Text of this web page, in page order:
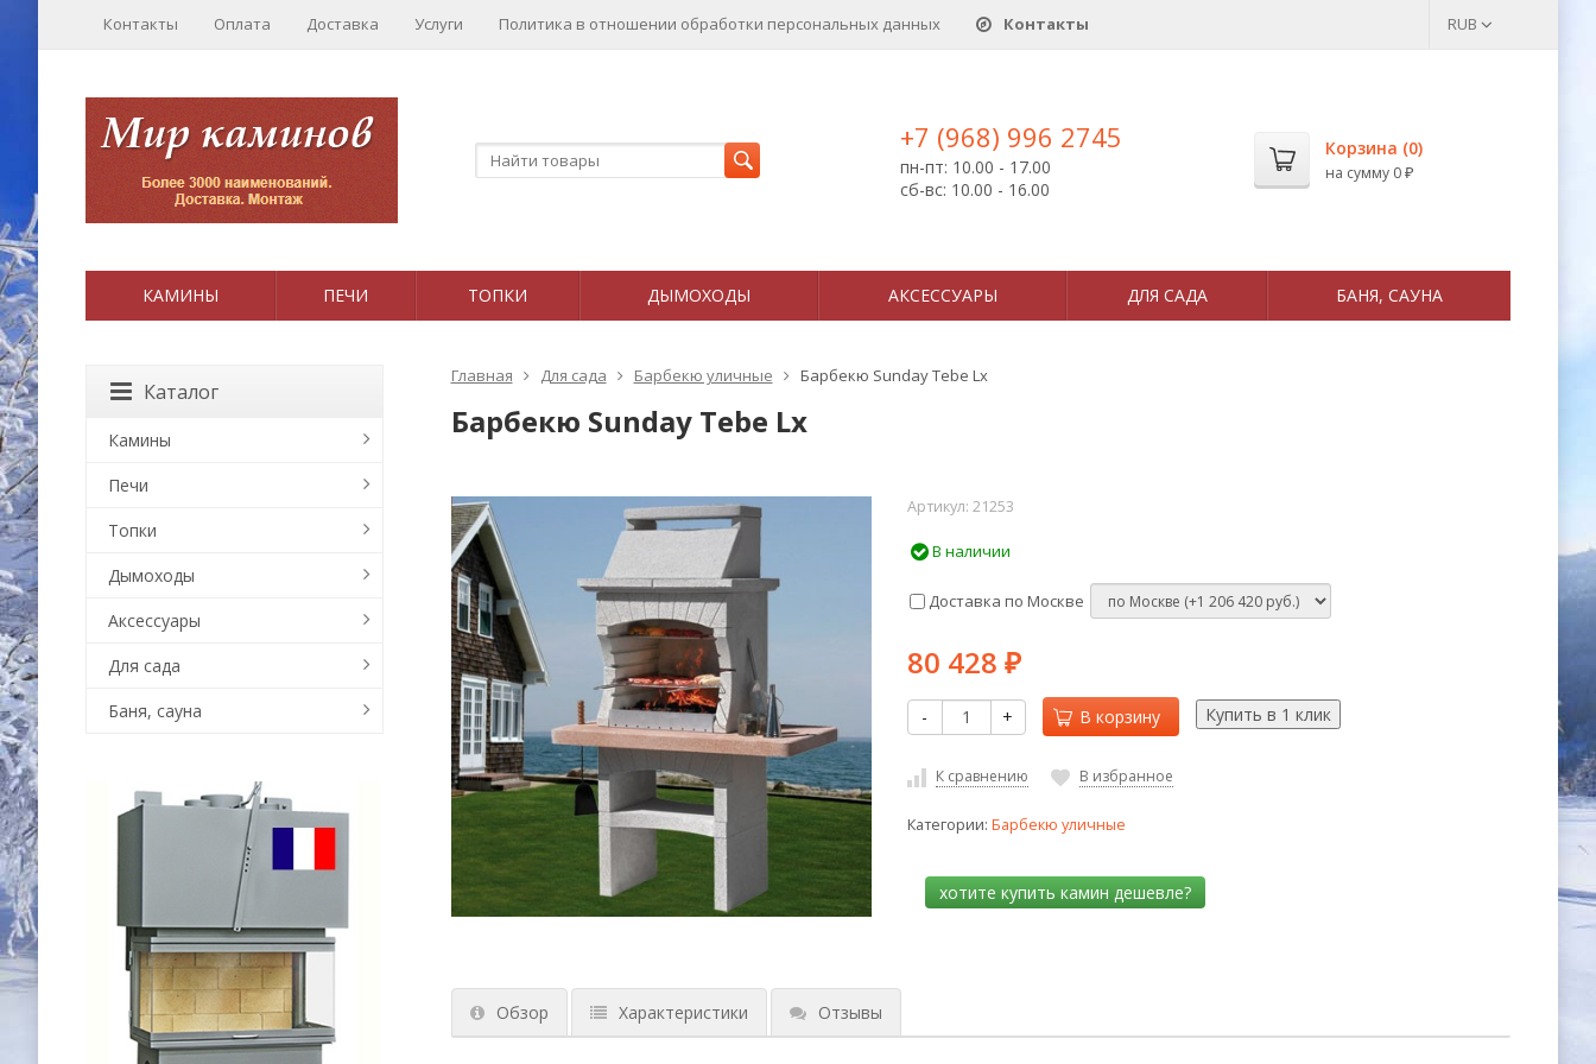
Контакты Оплата Доставка Услуги Политика в отношении обработки персональных данныx Контакты RUB
+7 (968) 996 2745
пн-пт: 10.00 - 17.00
сб-вс: 10.00 - 16.00
Корзина (0)
на сумму 0 ₽
КАМИНЫ ПЕЧИ ТОПКИ ДЫМОХОДЫ АКСЕССУАРЫ ДЛЯ САДА БАНЯ, САУНА
Главная Для сада Барбекю уличные Барбекю Sunday Tebe Lx
Барбекю Sunday Tebe Lx
Артикул: 21253
В наличии
Доставка по Москве
80 428 ₽
- + В корзину
К сравнению В избранное
Категории: Барбекю уличные
Обзор Характеристики Отзывы
Каталог
Камины
Печи
Топки
Дымоходы
Аксессуары
Для сада
Баня, сауна